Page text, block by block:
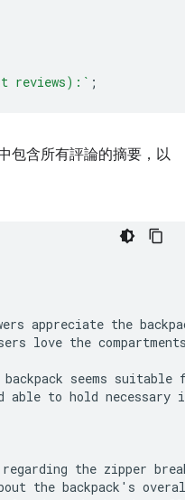
reviews):` ;
包含所有評論的摘要，以
love the
backpack seems
able to hold necessary
regarding the zipper